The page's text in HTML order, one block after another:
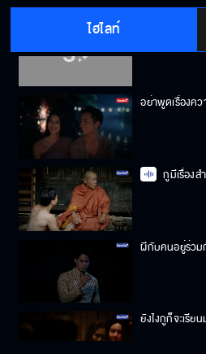
ไฮไลท์
อย่าพูดเรื่องค
กูมีเรื่อง
ผีกับคนอยู่ร่วม
ยังไงกูก็จะเรีย